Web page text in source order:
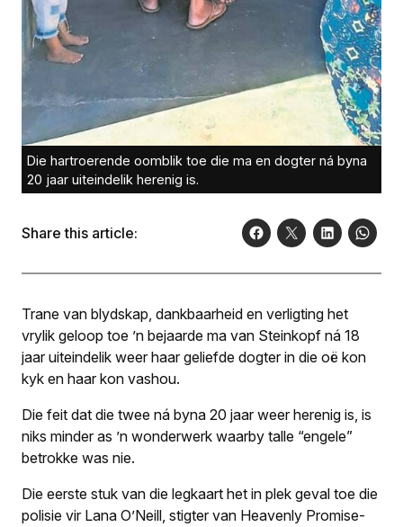
Die hartroerende oomblik toe die ma en dogter ná byna
20 jaar uiteindelik herenig is.
Share this article:
Trane van blydskap, dankbaarheid en verligting het
vrylik geloop toe ’n bejaarde ma van Steinkopf ná 18
jaar uiteindelik weer haar geliefde dogter in die oë kon
kyk en haar kon vashou.
Die feit dat die twee ná byna 20 jaar weer herenig is, is
niks minder as ’n wonderwerk waarby talle “engele”
betrokke was nie.
Die eerste stuk van die legkaart het in plek geval toe die
polisie vir Lana O’Neill, stigter van Heavenly Promise-